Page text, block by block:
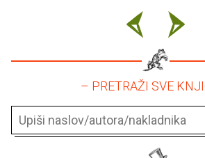
– PRETRAŽI SVE